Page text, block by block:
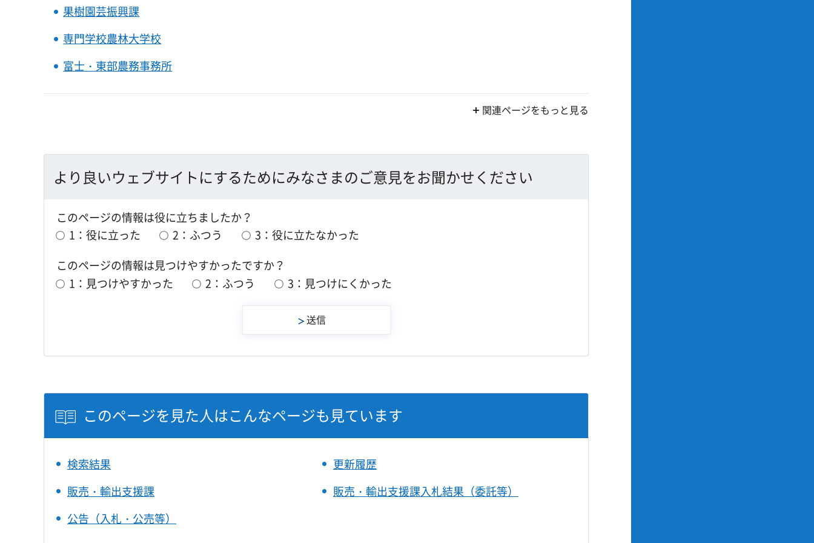
果樹園芸振興課
専門学校農林大学校
富士・東部農務事務所
関連ページをもっと見る
より良いウェブサイトにするためにみなさまのご意見をお聞かせください
このページの情報は役に立ちましたか？
1：役に立った
2：ふつう
3：役に立たなかった
このページの情報は見つけやすかったですか？
1：見つけやすかった
2：ふつう 3：見つけにくかった
このページを見た人はこんなページも見ています
検索結果
更新履歴
販売・輸出支援課
販売・輸出支援課入札結果（委託等）
公告（入札・公売等）